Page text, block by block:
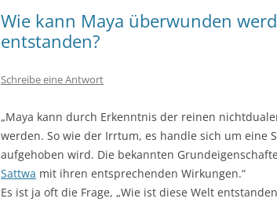
Wie kann Maya überwunden
entstanden?
Schreibe eine Antwort
„Maya kann durch Erkenntnis der reinen
werden. So wie der Irrtum, es handle sich um eine
aufgehoben wird. Die bekannten
Sattwa mit ihren entsprechenden Wirkungen.“
Es ist ja oft die Frage, „Wie ist diese Welt